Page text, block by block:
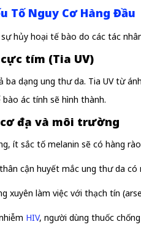
Tố Nguy Cơ Hàng Đầu
hủy hoại tế bào do các tác
tím (Tia UV)
ba dạng ung thư da. Tia UV từ
ác tính sẽ hình thành.
địa và môi trường
ít sắc tố melanin sẽ có hàng
cận huyết mắc ung thư da
xuyên làm việc với thạch tín
HIV, người dùng thuốc